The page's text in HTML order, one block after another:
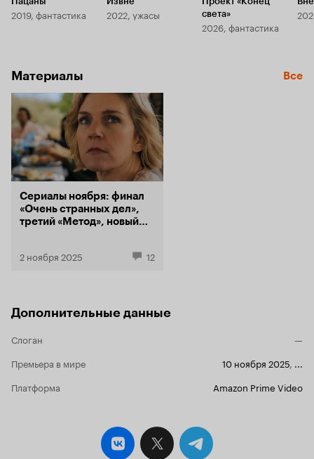
2019, фантастика 2022, ужасы
света»
2026, фантастика
Материалы Все
Сериалы ноября: финал
«Очень странных дел»,
третий «Метод», новый
2 ноября 2025 12
Дополнительные данные
Слоган
—
Премьера в мире
10 ноября 2025
Платформа
Amazon Prime Video